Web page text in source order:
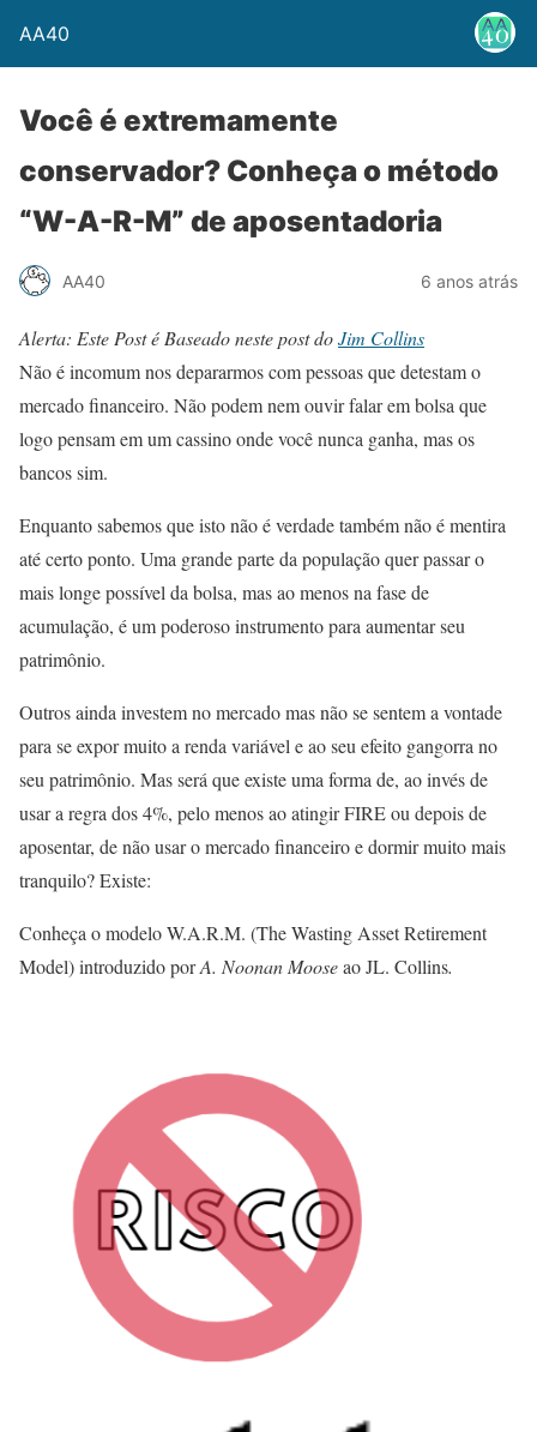
AA40
Você é extremamente
conservador? Conheça o método
“W-A-R-M” de aposentadoria
AA40 6 anos atrás
Alerta: Este Post é Baseado neste post doJim Collins
Não é incomum nos depararmos com pessoas que detestam o
mercado financeiro. Não podem nem ouvir falar em bolsa que
logo pensam em um cassino onde você nunca ganha, mas os
bancos sim.
Enquanto sabemos que isto não é verdade também não é mentira
até certo ponto. Uma grande parte da população quer passar o
mais longe possível da bolsa, mas ao menos na fase de
acumulação, é um poderoso instrumento para aumentar seu
patrimônio.
Outros ainda investem no mercado mas não se sentem a vontade
para se expor muito a renda variável e ao seu efeito gangorra no
seu patrimônio. Mas será que existe uma forma de, ao invés de
usar a regra dos 4%, pelo menos ao atingir FIRE ou depois de
aposentar, de não usar o mercado financeiro e dormir muito mais
tranquilo? Existe:
Conheça o modelo W.A.R.M. (The Wasting Asset Retirement
Model)introduzido porA. Noonan Mooseao JL. Collins.